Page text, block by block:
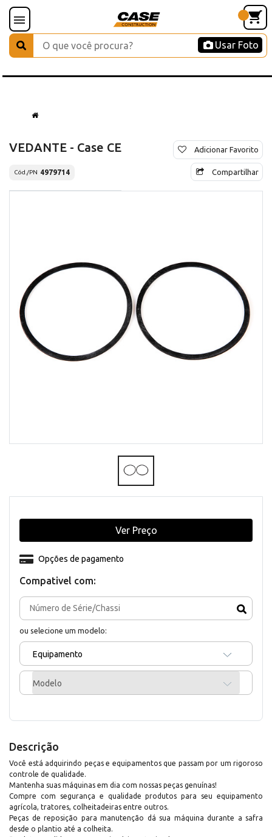
Usar Foto
VEDANTE - Case CE
Cód./PN 4979714
Adicionar Favorito
Compartilhar
Compativel com:
ou selecione um modelo:
Equipamento
Modelo
Opções de pagamento
Ver Preço
Descrição
Você está adquirindo peças e equipamentos que passam por um rigoroso
controle de qualidade.
Mantenha suas máquinas em dia com nossas peças genuínas!
Compre com segurança e qualidade produtos para seu equipamento
agrícola, tratores, colheitadeiras entre outros.
Peças de reposição para manutenção dá sua máquina durante a safra
desde o plantio até a colheita.